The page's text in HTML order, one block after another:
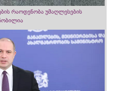
რაოდენობა უმაღლესების